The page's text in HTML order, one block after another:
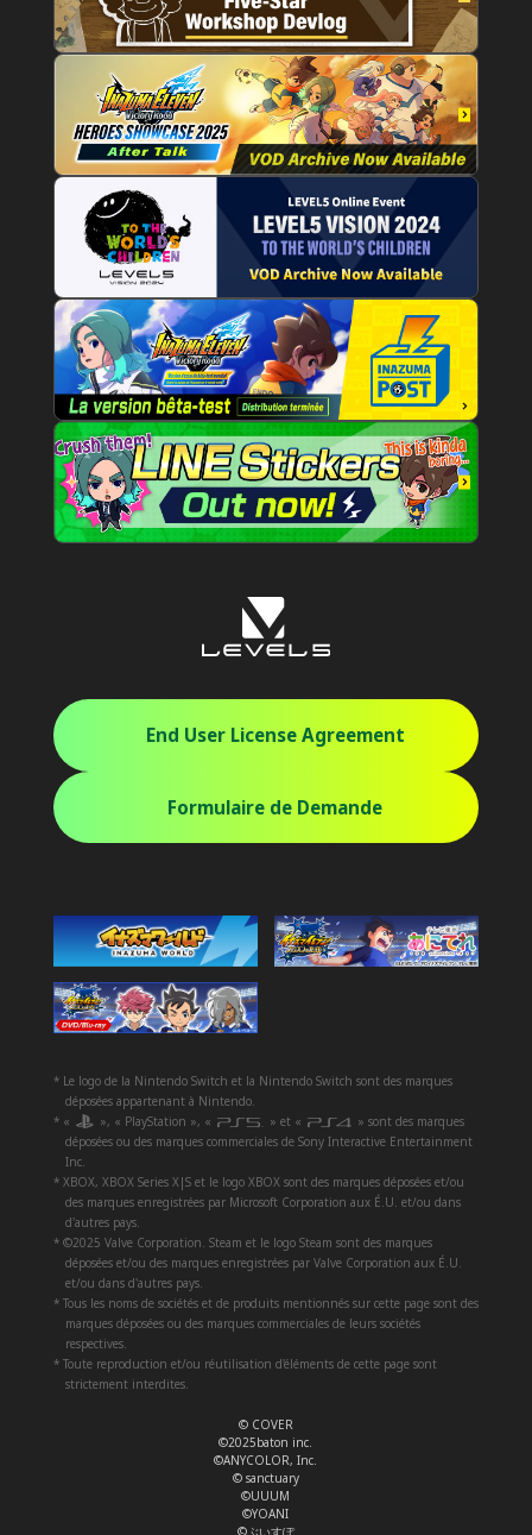
End User License Agreement
Formulaire de Demande
* Le logo de la Nintendo Switch et la Nintendo Switch sont des marques
déposées appartenant à Nintendo.
* «
», « PlayStation », « » et «
» sont des marques
déposées ou des marques commerciales de Sony Interactive Entertainment
Inc.
* XBOX, XBOX Series X|S et le logo XBOX sont des marques déposées et/ou
des marques enregistrées par Microsoft Corporation aux É.U. et/ou dans
d'autres pays.
* ©2025 Valve Corporation. Steam et le logo Steam sont des marques
déposées et/ou des marques enregistrées par Valve Corporation aux É.U.
et/ou dans d'autres pays.
* Tous les noms de sociétés et de produits mentionnés sur cette page sont des
marques déposées ou des marques commerciales de leurs sociétés
respectives.
* Toute reproduction et/ou réutilisation d'éléments de cette page sont
strictement interdites.
© COVER
©2025baton inc.
©ANYCOLOR, Inc.
© sanctuary
©UUUM
©YOANI
©ぶいすぽ